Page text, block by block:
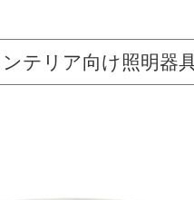
テリア向け照明器